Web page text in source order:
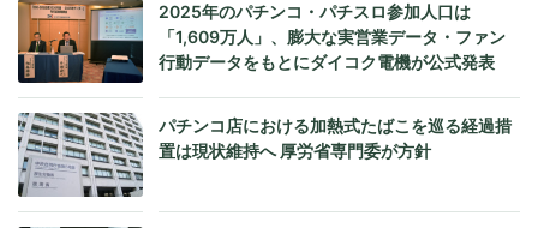
2025年のパチンコ・パチスロ参加人口は
「1,609万人」、膨大な実営業データ・ファン
行動データをもとにダイコク電機が公式発表
パチンコ店における加熱式たばこを巡る経過措
置は現状維持へ 厚労省専門委が方針